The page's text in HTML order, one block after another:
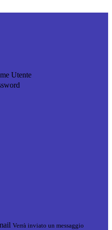
Utente
Verrà inviato un messaggio